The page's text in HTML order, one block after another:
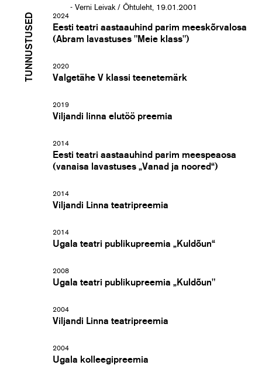
- Verni Leivak / Õhtuleht, 19.01.2001
TUNNUSTUSED 2024
Eesti teatri aastaauhind parim meeskõrvalosa
(Abram lavastuses "Meie klass")
2020
Valgetähe V klassi teenetemärk
2019
Viljandi linna elutöö preemia
2014
Eesti teatri aastaauhind parim meespeaosa
(vanaisa lavastuses „Vanad ja noored“)
2014
Viljandi Linna teatripreemia
2014
Ugala teatri publikupreemia „Kuldõun“
2008
Ugala teatri publikupreemia „Kuldõun"
2004
Viljandi Linna teatripreemia
2004
Ugala kolleegipreemia